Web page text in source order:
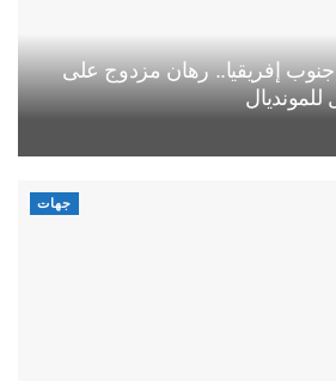
إفريقيا.. رهان مزدوج على
للمونديال
جهات